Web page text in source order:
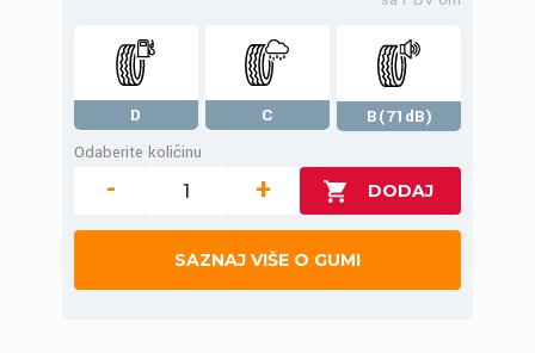
D C
B(71dB)
Odaberite količinu
- +
SAZNAJ VIŠE O GUMI